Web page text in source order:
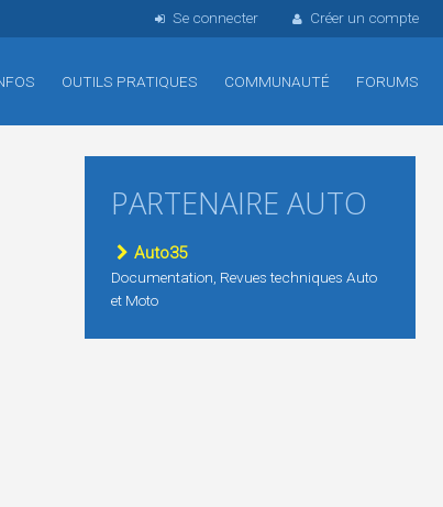
Se connecter Créer un compte
OUTILS PRATIQUES COMMUNAUTÉ FORUMS
PARTENAIRE AUTO
Auto35
Documentation, Revues techniques Auto
et Moto